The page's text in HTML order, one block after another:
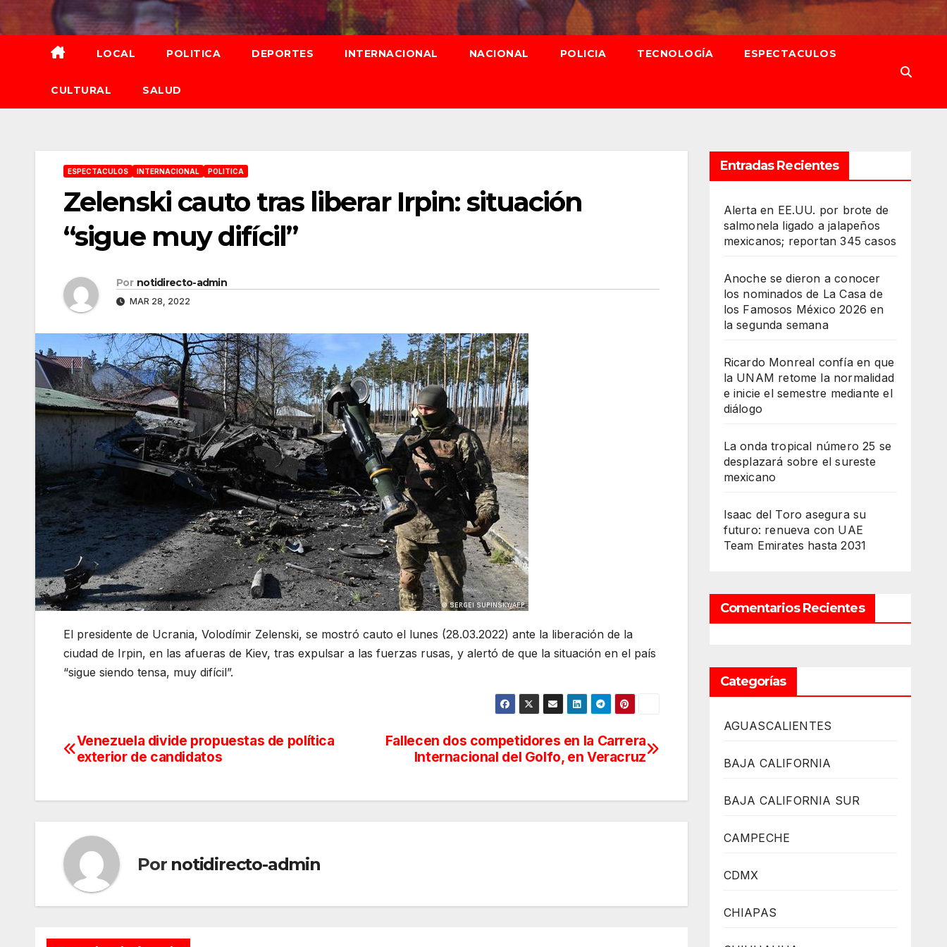
al
contenido
LOCAL POLITICA DEPORTES INTERNACIONAL NACIONAL POLICIA TECNOLOGÍA ESPECTACULOS
CULTURAL SALUD
ESPECTACULOS INTERNACIONAL POLITICA
Zelenski cauto tras liberar Irpin: situación
“sigue muy difícil”
Por notidirecto-admin
MAR 28, 2022
El presidente de Ucrania, Volodímir Zelenski, se mostró cauto el lunes (28.03.2022) ante la liberación de la
ciudad de Irpin, en las afueras de Kiev, tras expulsar a las fuerzas rusas, y alertó de que la situación en el país
“sigue siendo tensa, muy difícil”.
Navegación
entradas
Fallecen dos competidores en la Carrera
Internacional del Golfo, en Veracruz
Venezuela divide propuestas de política
exterior de candidatos
Por notidirecto-admin
Entradas Recientes
Alerta en EE.UU. por brote de
salmonela ligado a jalapeños
mexicanos; reportan 345 casos
Anoche se dieron a conocer
los nominados de La Casa de
los Famosos México 2026 en
la segunda semana
Ricardo Monreal confía en que
la UNAM retome la normalidad
e inicie el semestre mediante el
diálogo
La onda tropical número 25 se
desplazará sobre el sureste
mexicano
Isaac del Toro asegura su
futuro: renueva con UAE
Team Emirates hasta 2031
Comentarios Recientes
Categorías
AGUASCALIENTES
BAJA CALIFORNIA
BAJA CALIFORNIA SUR
CAMPECHE
CDMX
CHIAPAS